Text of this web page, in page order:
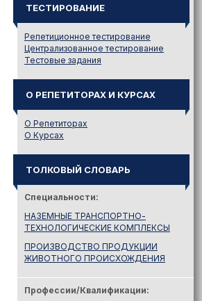
ТЕСТИРОВАНИЕ
Репетиционное тестирование
Централизованное тестирование
Тестовые задания
О РЕПЕТИТОРАХ И КУРСАХ
О Репетиторах
О Курсах
ТОЛКОВЫЙ СЛОВАРЬ
Специальности:
НАЗЕМНЫЕ ТРАНСПОРТНО-
ТЕХНОЛОГИЧЕСКИЕ КОМПЛЕКСЫ
ПРОИЗВОДСТВО ПРОДУКЦИИ
ЖИВОТНОГО ПРОИСХОЖДЕНИЯ
Профессии/Квалификации: